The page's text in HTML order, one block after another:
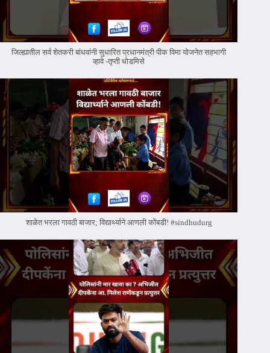
जिल्ह्यातील सर्व शेतकरी बांधवांनी सुधारित प्रधानमंत्री पीक विमा योजनेत सहभागी
व्हावे -तृप्ती धोडमिसे
शाळेत भरला गावठी बाजार; विद्यार्थ्याने आणली कोंबडी! #sindhudurg